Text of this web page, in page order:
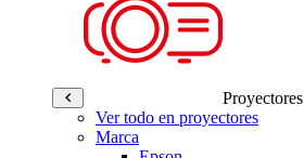
Proyectores
Ver todo en proyectores
Marca